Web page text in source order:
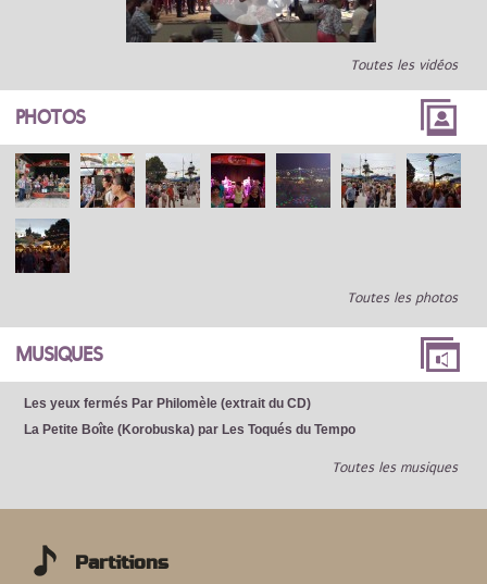
Toutes les vidéos
PHOTOS
Toutes les photos
MUSIQUES
Les yeux fermés Par Philomèle (extrait du CD)
La Petite Boîte (Korobuska) par Les Toqués du Tempo
Toutes les musiques
Partitions